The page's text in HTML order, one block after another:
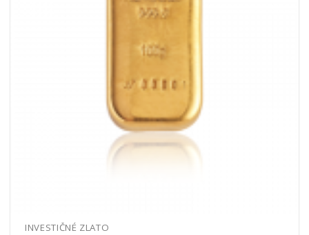
INVESTIČNÉ ZLATO